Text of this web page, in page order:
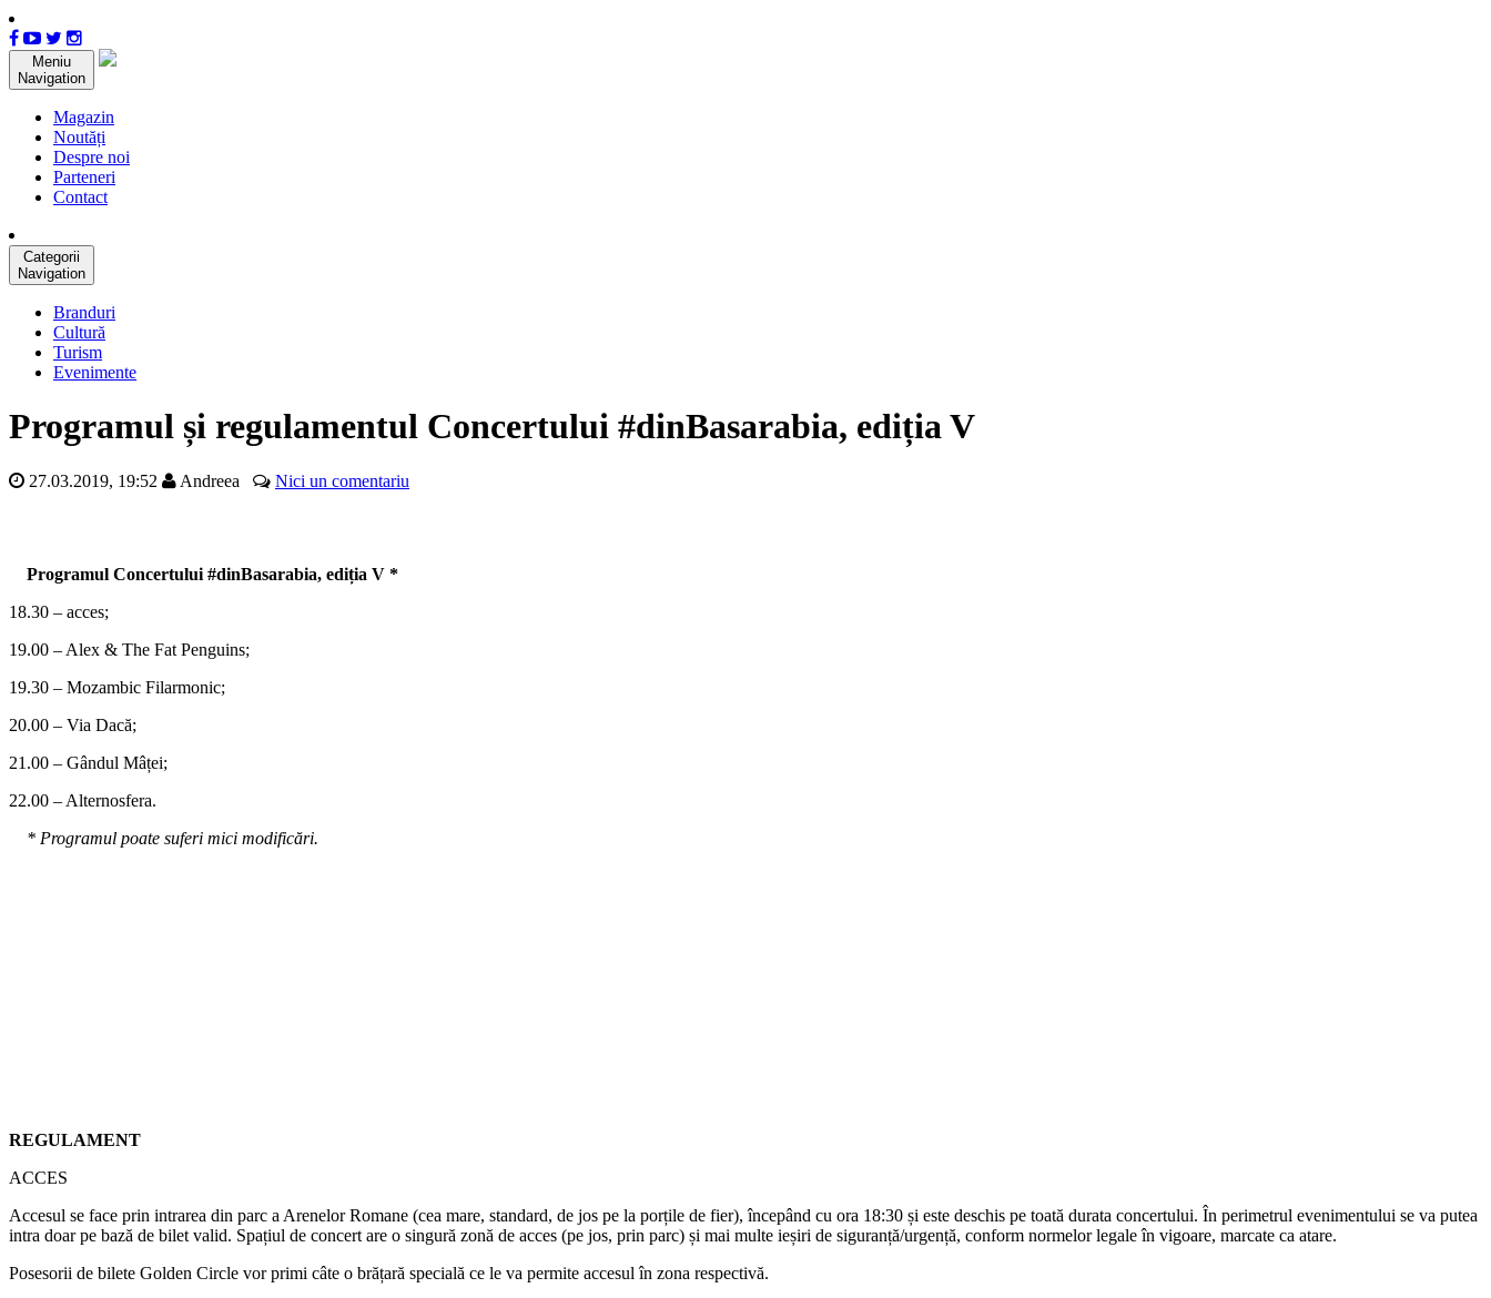
Meniu
Navigation
Magazin
Noutăți
Despre noi
Parteneri
Contact
Categorii
Navigation
Branduri
Cultură
Turism
Evenimente
Programul și regulamentul Concertului #dinBasarabia, ediția V
27.03.2019, 19:52 Andreea Nici un comentariu
Programul Concertului #dinBasarabia, ediția V *
18.30 – acces;
19.00 – Alex & The Fat Penguins;
19.30 – Mozambic Filarmonic;
20.00 – Via Dacă;
21.00 – Gândul Mâței;
22.00 – Alternosfera.
* Programul poate suferi mici modificări.
REGULAMENT
ACCES
Accesul se face prin intrarea din parc a Arenelor Romane (cea mare, standard, de jos pe la porțile de fier), începând cu ora 18:30 și este deschis pe toată durata concertului. În perimetrul evenimentului se va putea
intra doar pe bază de bilet valid. Spațiul de concert are o singură zonă de acces (pe jos, prin parc) și mai multe ieșiri de siguranță/urgență, conform normelor legale în vigoare, marcate ca atare.
Posesorii de bilete Golden Circle vor primi câte o brățară specială ce le va permite accesul în zona respectivă.